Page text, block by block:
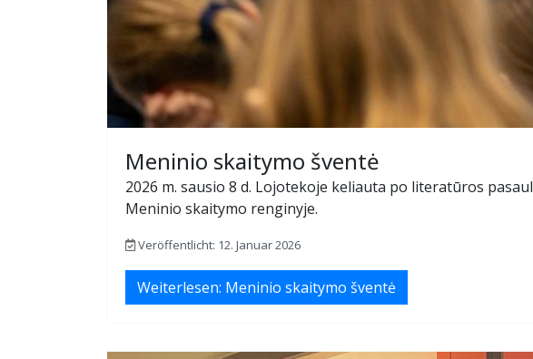
Meninio skaitymo šventė
2026 m. sausio 8 d. Lojotekoje keliauta po literatūros
Meninio skaitymo renginyje.
Veröffentlicht: 12. Januar 2026
Weiterlesen: Meninio skaitymo šventė